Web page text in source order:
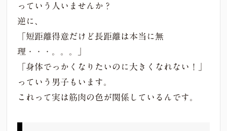
っていう人いませんか？
逆に、
「短距離得意だけど長距離は本当に無
理・・・。。。」
「身体でっかくなりたいのに大きくなれない！」
っていう男子もいます。
これって実は筋肉の色が関係しているんです。